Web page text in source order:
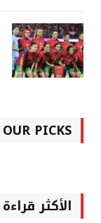
OUR PICKS
الأكثر قراءة